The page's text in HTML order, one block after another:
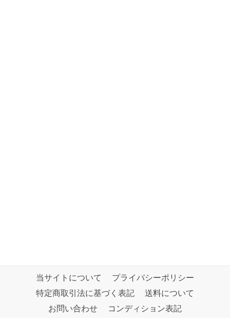
当サイトについて
プライバシーポリシー
特定商取引法に基づく表記
送料について
お問い合わせ
コンディション表記